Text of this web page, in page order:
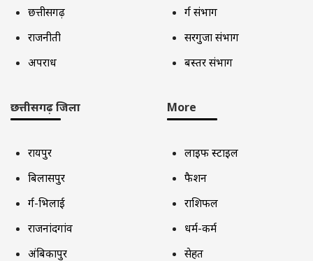
छत्तीसगढ़
राजनीती
अपराध
दुर्ग संभाग
सरगुजा संभाग
बस्तर संभाग
छत्तीसगढ़ जिला
रायपुर
बिलासपुर
दुर्ग-भिलाई
राजनांदगांव
अंबिकापुर
More
लाइफ स्टाइल
फैशन
राशिफल
धर्म-कर्म
सेहत